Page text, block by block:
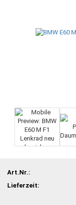
Art.Nr.:
Lieferzeit: